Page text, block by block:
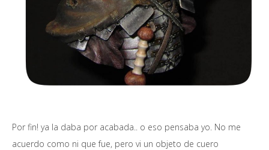
Por fin! ya la daba por acabada.. o eso pensaba yo. No me
acuerdo como ni que fue, pero vi un objeto de cuero